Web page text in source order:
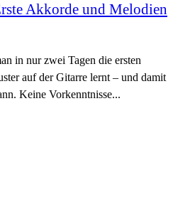
Akkorde und Melodien
in nur zwei Tagen die ersten
auf der Gitarre lernt – und damit
Keine Vorkenntnisse...